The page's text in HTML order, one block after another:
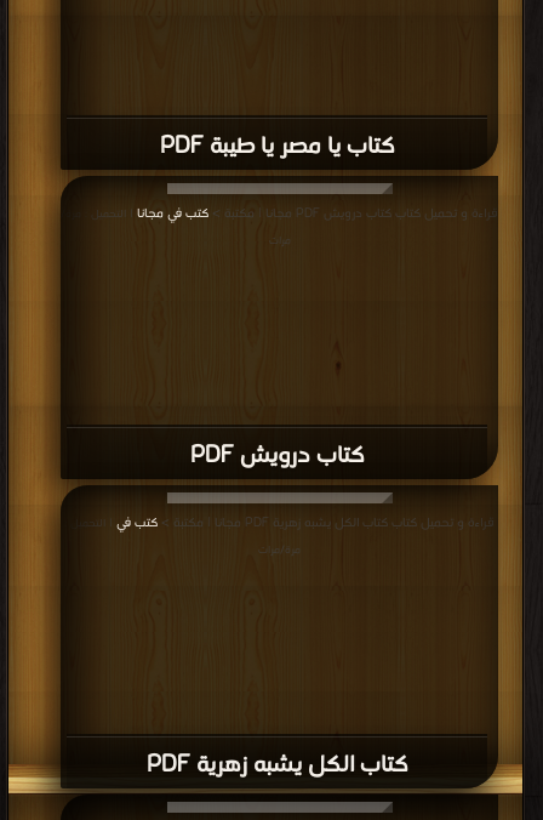
كتاب يا مصر يا طيبة PDF
كتاب درويش PDF
قراءة و تحميل كتاب كتاب درويش PDF مجانا | مكتبة > كتب في مجانا | التحميل : مرة/
مرات
كتاب الكل يشبه زهرية PDF
قراءة و تحميل كتاب كتاب الكل يشبه زهرية PDF مجانا | مكتبة > كتب في
| التحميل :
مرة/مرات